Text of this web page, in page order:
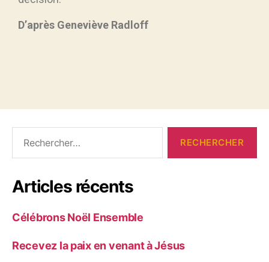
D’après Geneviève Radloff
Articles récents
Célébrons Noël Ensemble
Recevez la paix en venant à Jésus